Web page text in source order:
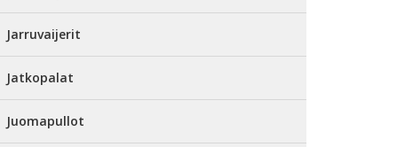
Jarruvaijerit
Jatkopalat
Juomapullot